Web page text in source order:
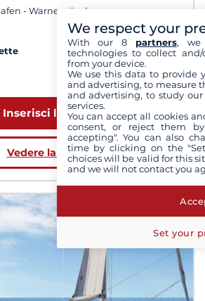
- Warnemünde
a partire da 1 348 €
Inserisci le date
Vedere la barca
We respect your
With our 8 partners, we
technologies to collect
from your device.
We use this data to provide
and advertising, to measure
and advertising, to study
services.
You can accept all cookies
consent, or reject them
accepting". You can also
time by clicking on the
choices will be valid for this
and we will not contact you
Set your